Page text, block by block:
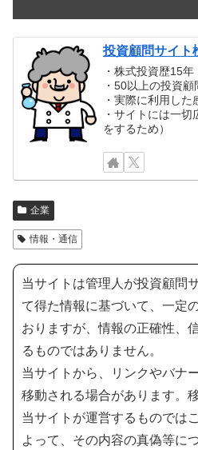
投資顧問サイト
・株式投資歴15年
・50以上の投資顧
・実際に利用し
・サイトには一
をするため）
企業
情報・通信
当サイトは管理人が投資顧問
て得た情報に基づいて、一定
おりますが、情報の正確性、
るものではありません。
当サイトから、リンクやバナ
移動される場合があります。
当サイトが運営するものでは
よって、その内容の真偽等に